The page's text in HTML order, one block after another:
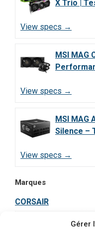
Gérer
X Trio |
View specs →
MSI MAG
View specs →
MSI MAG
Silence –
View specs →
Marques
CORSAIR